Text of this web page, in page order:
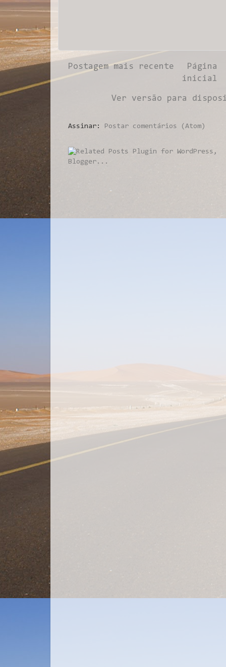
Postagem mais recente
Página
inicial
Ver versão para
Assinar: Postar comentários (Atom)